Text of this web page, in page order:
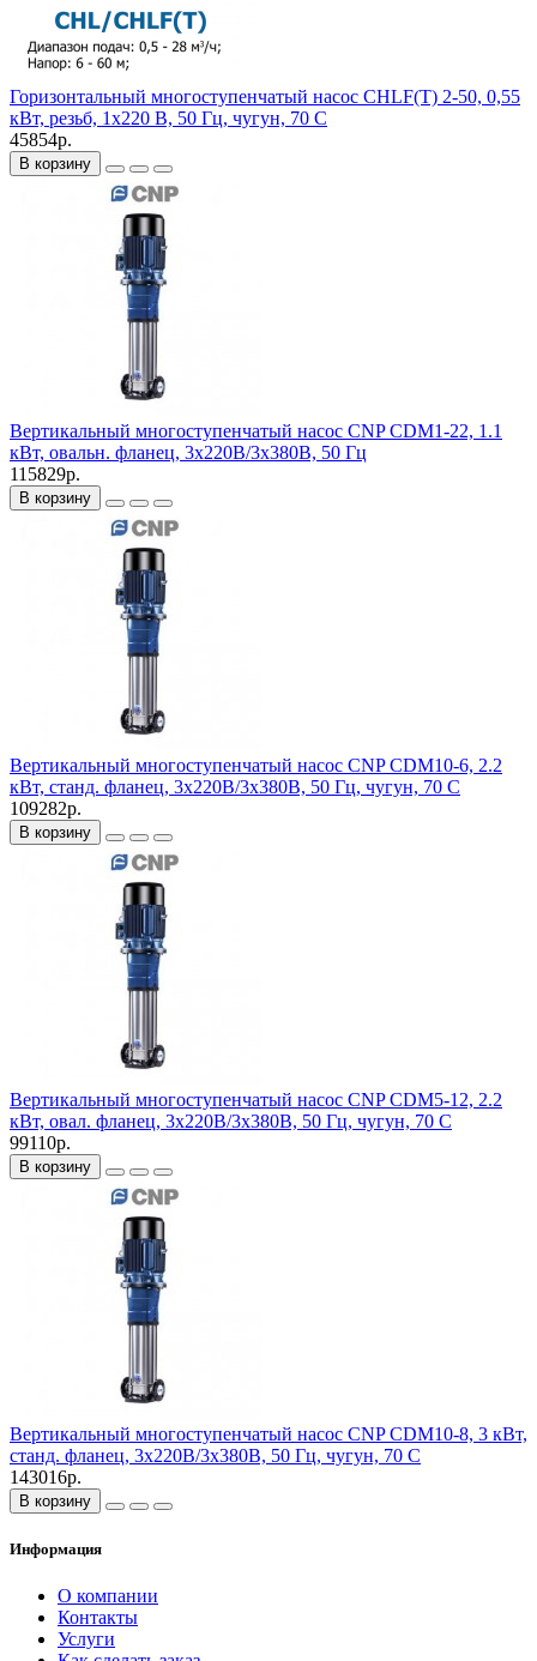
Горизонтальный многоступенчатый насос CHLF(T) 2-50, 0,55
кВт, резьб, 1х220 В, 50 Гц, чугун, 70 С
45854р.
В корзину
Вертикальный многоступенчатый насос CNP CDM1-22, 1.1
кВт, овальн. фланец, 3х220В/3х380В, 50 Гц
115829р.
В корзину
Вертикальный многоступенчатый насос CNP CDM10-6, 2.2
кВт, станд. фланец, 3х220В/3х380В, 50 Гц, чугун, 70 С
109282р.
В корзину
Вертикальный многоступенчатый насос CNP CDM5-12, 2.2
кВт, овал. фланец, 3х220В/3х380В, 50 Гц, чугун, 70 С
99110р.
В корзину
Вертикальный многоступенчатый насос CNP CDM10-8, 3 кВт,
станд. фланец, 3х220В/3х380В, 50 Гц, чугун, 70 С
143016р.
В корзину
Информация
О компании
Контакты
Услуги